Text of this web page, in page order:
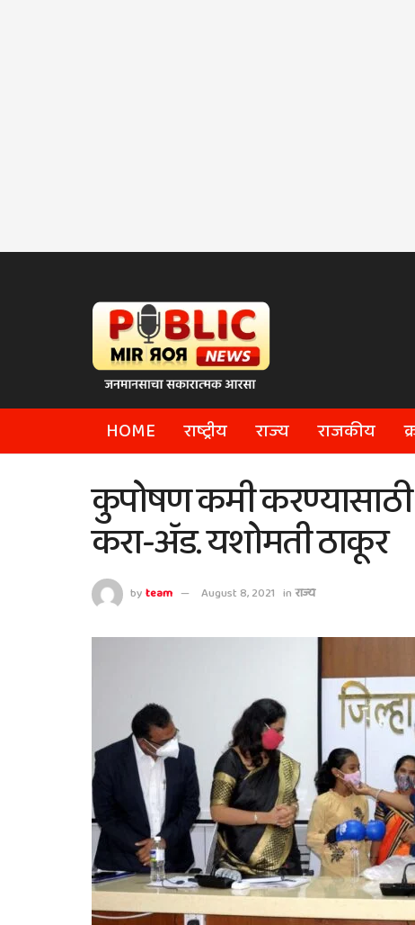
HOME राष्ट्रीय राज्य राजकीय
कुपोषण कमी
करा-ॲड. यशोमती ठाकूर
byteam August 8, 2021 inराज्य